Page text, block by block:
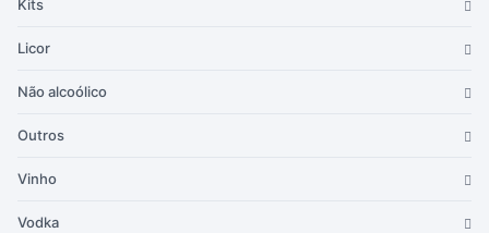
Kits
Licor
Não alcoólico
Outros
Vinho
Vodka